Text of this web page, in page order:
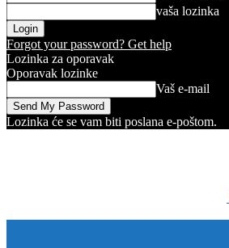
vaša lozinka
Forgot your password? Get help
Lozinka za oporavak
Oporavak lozinke
Vaš e-mail
Lozinka će se vam biti poslana e-poštom.